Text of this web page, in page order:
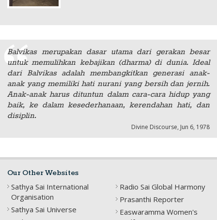
Balvikas merupakan dasar utama dari gerakan besar
untuk memulihkan kebajikan (dharma) di dunia. Ideal
dari Balvikas adalah membangkitkan generasi anak-
anak yang memiliki hati nurani yang bersih dan jernih.
Anak-anak harus dituntun dalam cara-cara hidup yang
baik, ke dalam kesederhanaan, kerendahan hati, dan
disiplin.
Divine Discourse, Jun 6, 1978
Our Other Websites
Sathya Sai International
Organisation
Sathya Sai Universe
Radio Sai Global Harmony
Prasanthi Reporter
Easwaramma Women's